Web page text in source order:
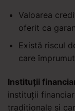
Valoarea
oferit ca
Există riscul
care
Instituții
instituții
tradiționale și